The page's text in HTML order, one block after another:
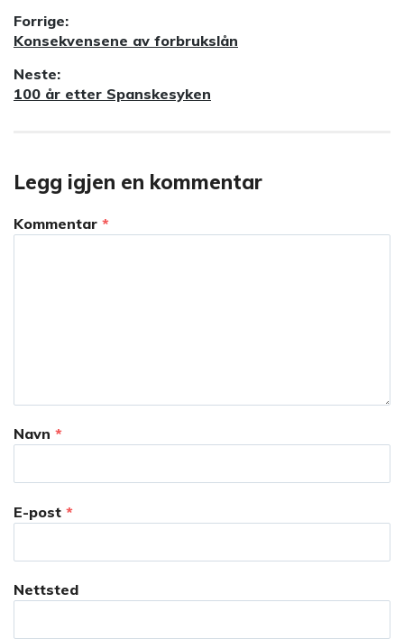
Innleggsnavigasjon
Forrige:
Forrige
Konsekvensene av forbrukslån
Neste:
Neste
100 år etter Spanskesyken
Legg igjen en kommentar
Kommentar *
Navn *
E-post *
Nettsted